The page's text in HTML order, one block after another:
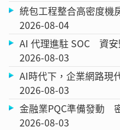
統包工程整合高密度
2026-08-04
AI 代理進駐 SOC 資
2026-08-03
AI時代下，企業網路現
2026-08-03
金融業PQC準備發動
2026-08-03